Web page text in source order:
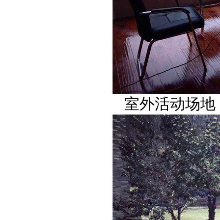
室外活动场地